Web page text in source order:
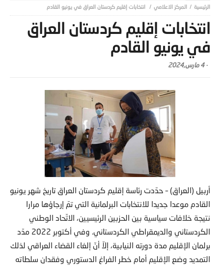
المركز الاعلامي انتخابات إقليم كردستان العراق في يونيو القادم
انتخابات إقليم كردستان العراق
في يونيو القادم
-4 مارس,2024
أربيل (العراق) – حدّدت رئاسة إقليم كردستان العراق تاريخ شهر يونيو
القادم موعدا جديدا للانتخابات البرلمانية التي تمّ إرجاؤها مرارا
نتيجة خلافات سياسية بين الحزبين الرئيسيين، الاتّحاد الوطني
الكردستاني والديمقراطي الكردستاني. وفي أكتوبر 2022 مدّد
برلمان الإقليم مدة دورته النيابية، إلاّ أنّ إلغاء القضاء العراقي لذلك
التمديد وضع الإقليم أمام خطر الفراغ الدستوري وفقدان سلطاته